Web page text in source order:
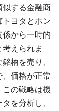
する金融商
ヨタとホン
から一時的
えられま
柄を売り、
価格が正常
の戦略は機
を分析し、